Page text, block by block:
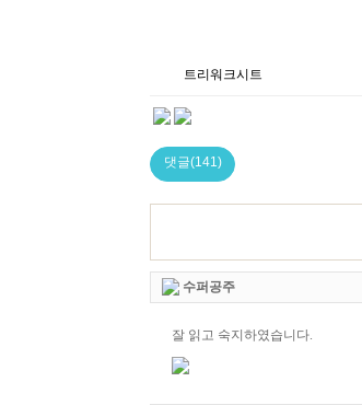
트리워크시트
댓글(141)
수퍼공주
잘 읽고 숙지하였습니다.